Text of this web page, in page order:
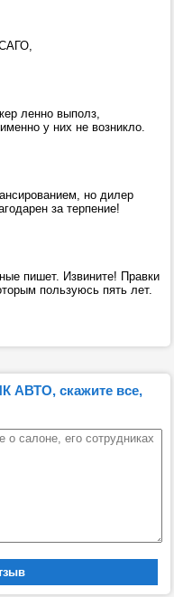
ленно выполз,
у них не возникло.
но дилер
за терпение!
пишет. Извините! Правки
пользуюсь пять лет.
АВТО, скажите все,